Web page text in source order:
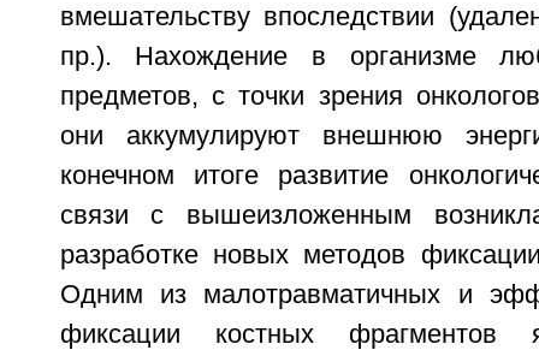
вмешательству впоследствии
пр.). Нахождение в организме
предметов, с точки зрения
они аккумулируют внешнюю
конечном итоге развитие
связи с вышеизложенным
разработке новых методов
Одним из малотравматичных и
фиксации костных фрагментов